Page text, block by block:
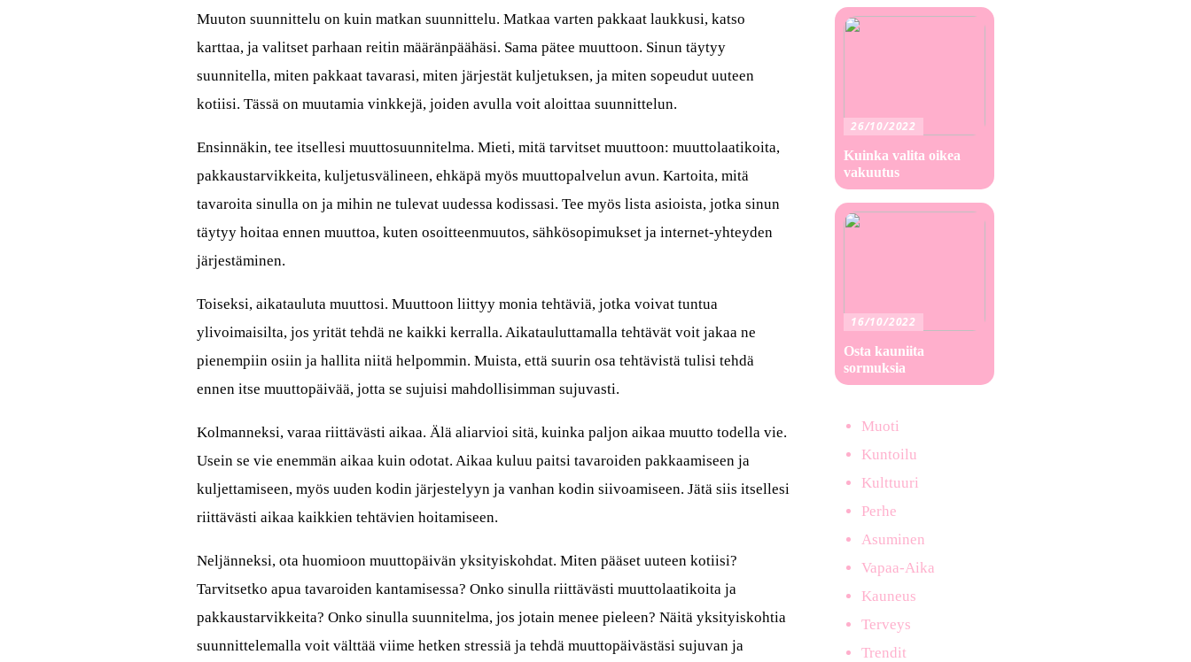
Muuton suunnittelu on kuin matkan suunnittelu. Matkaa varten pakkaat laukkusi, katso
karttaa, ja valitset parhaan reitin määränpäähäsi. Sama pätee muuttoon. Sinun täytyy
suunnitella, miten pakkaat tavarasi, miten järjestät kuljetuksen, ja miten sopeudut uuteen
kotiisi. Tässä on muutamia vinkkejä, joiden avulla voit aloittaa suunnittelun.
Ensinnäkin, tee itsellesi muuttosuunnitelma. Mieti, mitä tarvitset muuttoon: muuttolaatikoita,
pakkaustarvikkeita, kuljetusvälineen, ehkäpä myös muuttopalvelun avun. Kartoita, mitä
tavaroita sinulla on ja mihin ne tulevat uudessa kodissasi. Tee myös lista asioista, jotka sinun
täytyy hoitaa ennen muuttoa, kuten osoitteenmuutos, sähkösopimukset ja internet-yhteyden
järjestäminen.
Toiseksi, aikatauluta muuttosi. Muuttoon liittyy monia tehtäviä, jotka voivat tuntua
ylivoimaisilta, jos yrität tehdä ne kaikki kerralla. Aikatauluttamalla tehtävät voit jakaa ne
pienempiin osiin ja hallita niitä helpommin. Muista, että suurin osa tehtävistä tulisi tehdä
ennen itse muuttopäivää, jotta se sujuisi mahdollisimman sujuvasti.
Kolmanneksi, varaa riittävästi aikaa. Älä aliarvioi sitä, kuinka paljon aikaa muutto todella vie.
Usein se vie enemmän aikaa kuin odotat. Aikaa kuluu paitsi tavaroiden pakkaamiseen ja
kuljettamiseen, myös uuden kodin järjestelyyn ja vanhan kodin siivoamiseen. Jätä siis itsellesi
riittävästi aikaa kaikkien tehtävien hoitamiseen.
Neljänneksi, ota huomioon muuttopäivän yksityiskohdat. Miten pääset uuteen kotiisi?
Tarvitsetko apua tavaroiden kantamisessa? Onko sinulla riittävästi muuttolaatikoita ja
pakkaustarvikkeita? Onko sinulla suunnitelma, jos jotain menee pieleen? Näitä yksityiskohtia
suunnittelemalla voit välttää viime hetken stressiä ja tehdä muuttopäivästäsi sujuvan ja
26/10/2022
Kuinka valita oikea
vakuutus
16/10/2022
Osta kauniita
sormuksia
Muoti
Kuntoilu
Kulttuuri
Perhe
Asuminen
Vapaa-Aika
Kauneus
Terveys
Trendit